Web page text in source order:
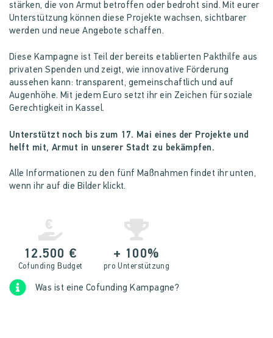
stärken, die von Armut betroffen oder bedroht sind. Mit eurer
Unterstützung können diese Projekte wachsen, sichtbarer
werden und neue Angebote schaffen.
Diese Kampagne ist Teil der bereits etablierten Pakthilfe aus
privaten Spenden und zeigt, wie innovative Förderung
aussehen kann: transparent, gemeinschaftlich und auf
Augenhöhe. Mit jedem Euro setzt ihr ein Zeichen für soziale
Gerechtigkeit in Kassel.
Unterstützt noch bis zum 17. Mai eines der Projekte und
helft mit, Armut in unserer Stadt zu bekämpfen.
Alle Informationen zu den fünf Maßnahmen findet ihr unten,
wenn ihr auf die Bilder klickt.
12.500 €
Cofunding Budget
+ 100%
pro Unterstützung
Was ist eine Cofunding Kampagne?